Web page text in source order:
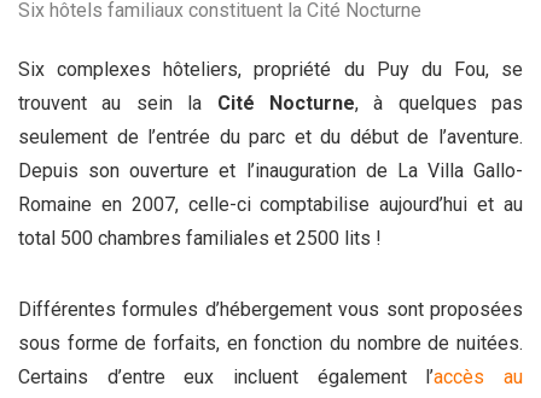
Six hôtels familiaux constituent la Cité Nocturne
Six complexes hôteliers, propriété du Puy du Fou, se
trouvent au sein la Cité Nocturne, à quelques pas
seulement de l’entrée du parc et du début de l’aventure.
Depuis son ouverture et l’inauguration de La Villa Gallo-
Romaine en 2007, celle-ci comptabilise aujourd’hui et au
total 500 chambres familiales et 2500 lits !
Différentes formules d’hébergement vous sont proposées
sous forme de forfaits, en fonction du nombre de nuitées.
Certains d’entre eux incluent également l’accès au